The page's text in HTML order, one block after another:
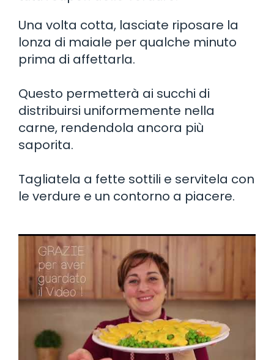
Una volta cotta, lasciate riposare la
lonza di maiale per qualche minuto
prima di affettarla.
Questo permetterà ai succhi di
distribuirsi uniformemente nella
carne, rendendola ancora più
saporita.
Tagliatela a fette sottili e servitela con
le verdure e un contorno a piacere.